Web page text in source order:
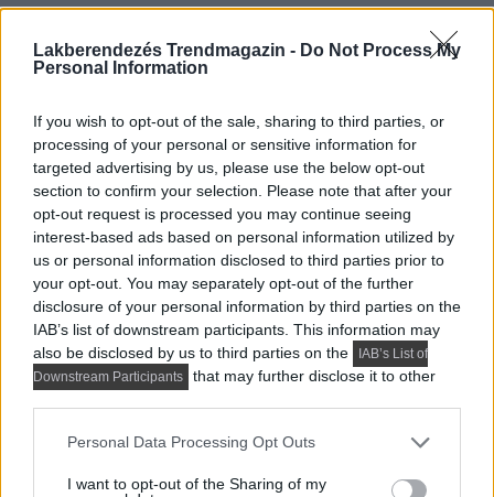
Lakberendezés Trendmagazin - Do Not Process My
Personal Information
If you wish to opt-out of the sale, sharing to third parties, or
processing of your personal or sensitive information for
targeted advertising by us, please use the below opt-out
section to confirm your selection. Please note that after your
opt-out request is processed you may continue seeing
interest-based ads based on personal information utilized by
us or personal information disclosed to third parties prior to
your opt-out. You may separately opt-out of the further
disclosure of your personal information by third parties on the
IAB’s list of downstream participants. This information may
also be disclosed by us to third parties on the
IAB’s List of
Downstream Participants
that may further disclose it to other
Please note that this website/app uses one or more Google
not limited to your visit or usage behaviour. You may click to
Personal Data Processing Opt Outs
I want to opt-out of the Sharing of my
étkészletek számára. Az étkezőasztal felett elhelyezett
függőlámpa formavilága tökéletesen rímel a
bútorfrontok kék gyöngy motívumaira.